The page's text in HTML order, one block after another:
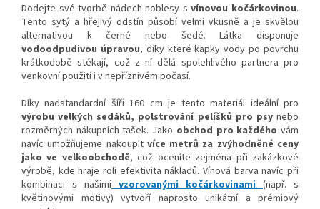
Dodejte své tvorbě nádech noblesy svínovou kočárkovinou.
Tento sytý a hřejivý odstín působí velmi vkusně a je skvělou
alternativou k černé nebo šedé. Látka disponuje
vodoodpudivou úpravou, díky které kapky vody po povrchu
krátkodobě stékají, což z ní dělá spolehlivého partnera pro
venkovní použití i v nepříznivém počasí.
Díky nadstandardní šíři 160 cm je tento materiál ideální pro
výrobu velkých sedáků, polstrování pelíšků pro psynebo
rozměrných nákupních tašek. Jako obchod pro každého vám
navíc umožňujeme nakoupit více metrů za zvýhodněné ceny
jako ve velkoobchodě, což oceníte zejména při zakázkové
výrobě, kde hraje roli efektivita nákladů. Vínová barva navíc při
kombinaci s našimi vzorovanými kočárkovinami (např. s
květinovými motivy) vytvoří naprosto unikátní a prémiový